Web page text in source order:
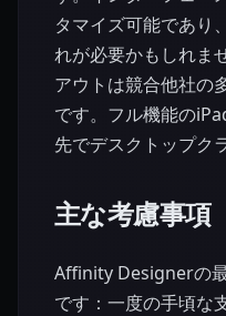
タマイズ可能であり
れが必要かもしれま
アウトは競合他社の
です。フル機能の
先でデスクトップク
主な考慮事項
Affinity Designerの
です：一度の手頃な